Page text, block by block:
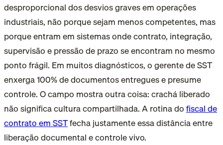
desproporcional dos desvios graves em operações
industriais, não porque sejam menos competentes, mas
porque entram em sistemas onde contrato, integração,
supervisão e pressão de prazo se encontram no mesmo
ponto frágil. Em muitos diagnósticos, o gerente de SST
enxerga 100% de documentos entregues e presume
controle. O campo mostra outra coisa: crachá liberado
não significa cultura compartilhada. A rotina dofiscal de
contrato em SSTfecha justamente essa distância entre
liberação documental e controle vivo.